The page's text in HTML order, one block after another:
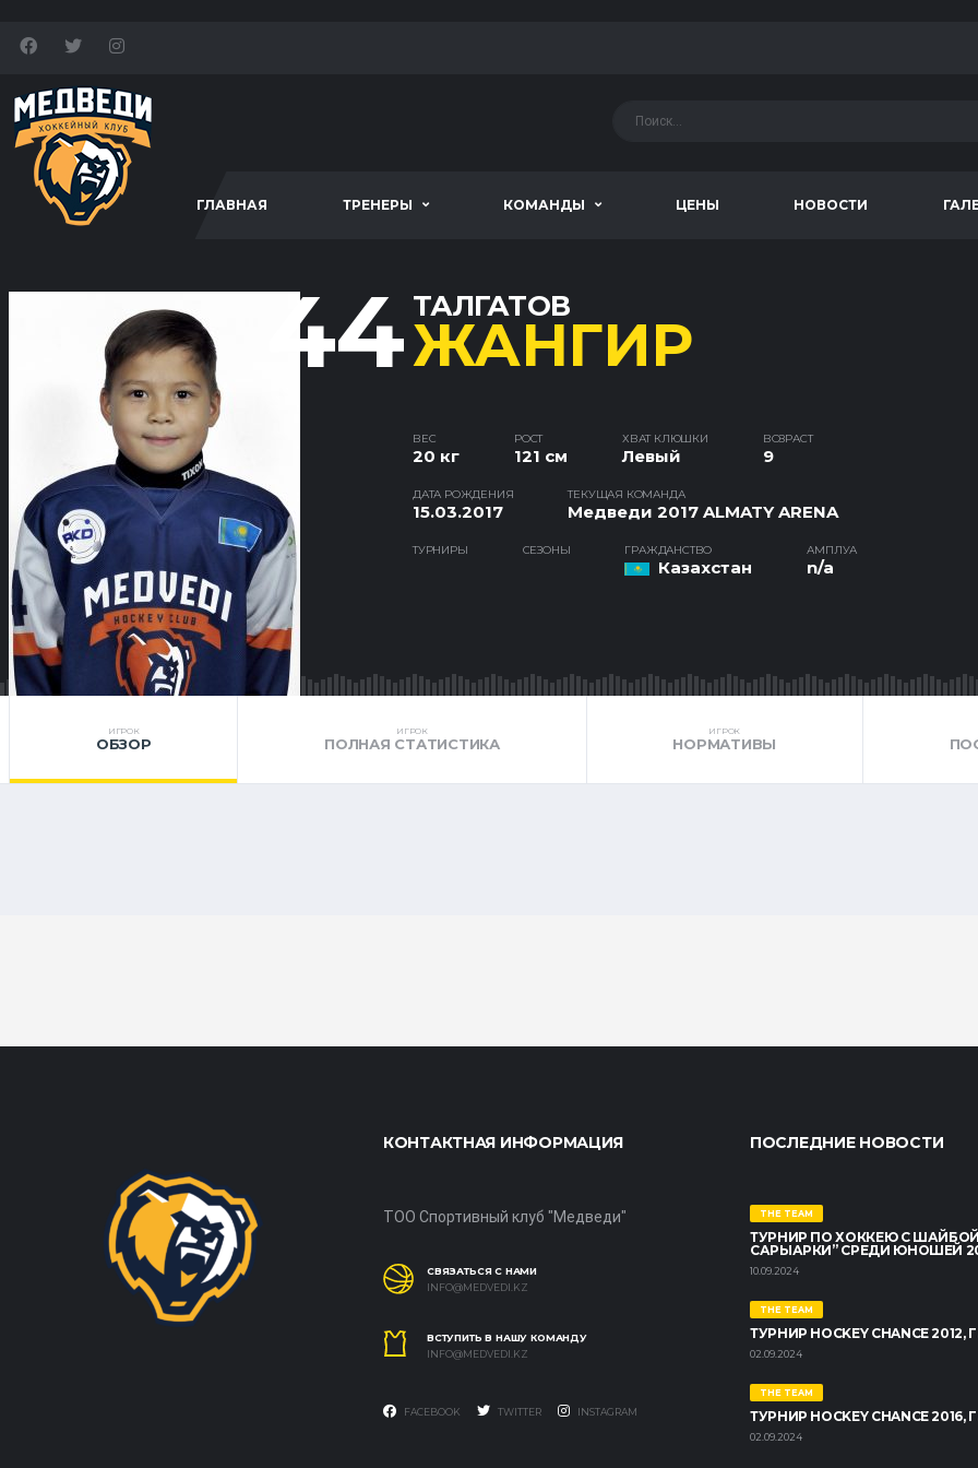
ГЛАВНАЯ ТРЕНЕРЫ КОМАНДЫ ЦЕНЫ НОВОСТИ
44 ТАЛГАТОВ
ЖАНГИР
ВЕС
20 кг
РОСТ
121 см
ХВАТ КЛЮШКИ
Левый
ВОЗРАСТ
9
ДАТА РОЖДЕНИЯ
15.03.2017
ТЕКУЩАЯ КОМАНДА
Медведи 2017 ALMATY ARENA
ТУРНИРЫ СЕЗОНЫ ГРАЖДАНСТВО
Казахстан
АМПЛУА
n/a
ИГРОК
ОБЗОР
ИГРОК
ПОЛНАЯ СТАТИСТИКА
ИГРОК
НОРМАТИВЫ
КОНТАКТНАЯ ИНФОРМАЦИЯ
ТОО Спортивный клуб "Медведи"
СВЯЗАТЬСЯ С НАМИ
INFO@MEDVEDI.KZ
ВСТУПИТЬ В НАШУ КОМАНДУ
INFO@MEDVEDI.KZ
FACEBOOK TWITTER INSTAGRAM
ПОСЛЕДНИЕ НОВОСТИ
THE TEAM
ТУРНИР ПО ХОККЕЮ С
САРЫАРКИ” СРЕДИ ЮНОШЕЙ
10.09.2024
THE TEAM
ТУРНИР HOCKEY CHANCE
02.09.2024
THE TEAM
ТУРНИР HOCKEY CHANCE
02.09.2024